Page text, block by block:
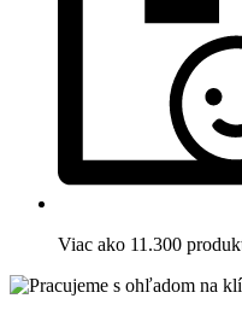
Viac ako 11.300